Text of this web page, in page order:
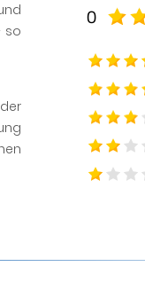
0
so